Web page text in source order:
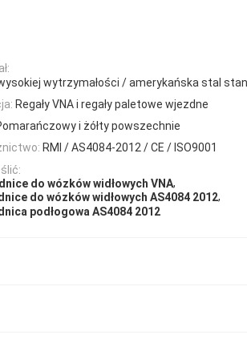
wytrzymałości / amerykańska stal
Regały VNA i regały paletowe wjezdne
i żółty powszechnie
RMI / AS4084-2012 / CE / ISO9001
do wózków widłowych VNA,
do wózków widłowych AS4084 2012,
podłogowa AS4084 2012